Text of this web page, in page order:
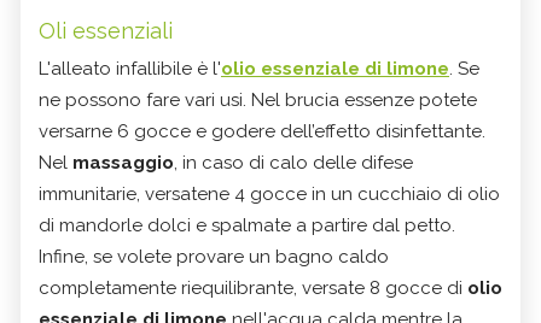
Oli essenziali
L'alleato infallibile è l'olio essenziale di limone. Se
ne possono fare vari usi. Nel brucia essenze potete
versarne 6 gocce e godere dell’effetto disinfettante.
Nel massaggio, in caso di calo delle difese
immunitarie, versatene 4 gocce in un cucchiaio di olio
di mandorle dolci e spalmate a partire dal petto.
Infine, se volete provare un bagno caldo
completamente riequilibrante, versate 8 gocce di olio